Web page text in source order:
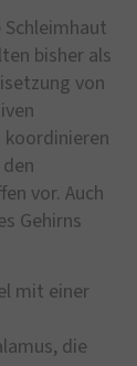
bisher als
von
vor. Auch
Gehirns
mit einer
die